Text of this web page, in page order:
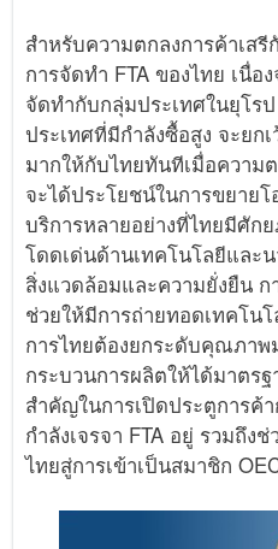
สำหรับความตกลงการค้าเส
การจัดทำ FTA ของไทย เนื่อ
จัดทำกับกลุ่มประเทศในยุโร
ประเทศที่มีกําลังซื้อสูง จะยก
มากให้กับไทยทันทีเมื่อความ
จะได้ประโยชน์ในการขยาย
บริการหลายอย่างที่ไทยมีศัก
โดดเด่นด้านเทคโนโลยีและ
สิ่งแวดล้อมและความยั่งยืน ก
ช่วยให้มีการถ่ายทอดเทคโน
การไทยต้องยกระดับคุณภาพ
กระบวนการผลิตให้ได้มาตร
สำคัญในการเปิดประตูการค้
กำลังเจรจา FTA อยู่ รวมถึง
ไทยสู่การเข้าเป็นสมาชิก